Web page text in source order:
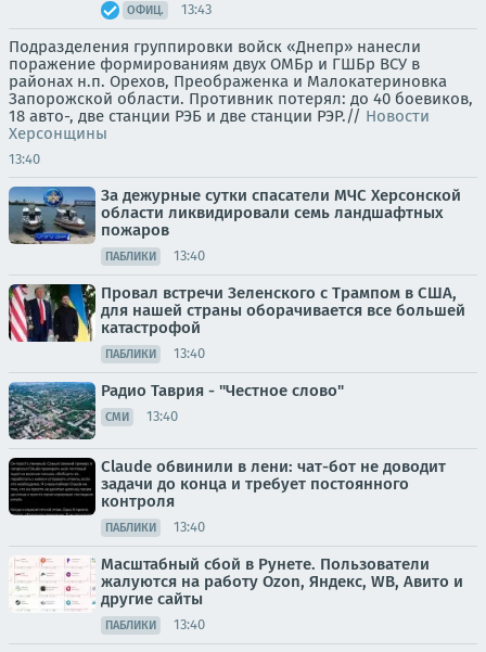
ОФИЦ. 13:43
Подразделения группировки войск «Днепр» нанесли
поражение формированиям двух ОМБр и ГШБр ВСУ в
районах н.п. Орехов, Преображенка и Малокатериновка
Запорожской области. Противник потерял: до 40 боевиков,
18 авто-, две станции РЭБ и две станции РЭР.// Новости
Херсонщины
13:40
За дежурные сутки спасатели МЧС Херсонской
области ликвидировали семь ландшафтных
пожаров
ПАБЛИКИ 13:40
Провал встречи Зеленского с Трампом в США,
для нашей страны оборачивается все большей
катастрофой
ПАБЛИКИ 13:40
Радио Таврия - "Честное слово"
СМИ 13:40
Claude обвинили в лени: чат-бот не доводит
задачи до конца и требует постоянного
контроля
ПАБЛИКИ 13:40
Масштабный сбой в Рунете. Пользователи
жалуются на работу Ozon, Яндекс, WB, Авито и
другие сайты
ПАБЛИКИ 13:40